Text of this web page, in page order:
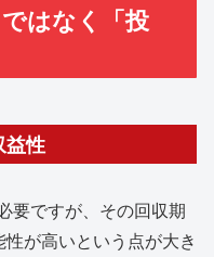
はなく「投
益性
要ですが、その回収期
が高いという点が大き